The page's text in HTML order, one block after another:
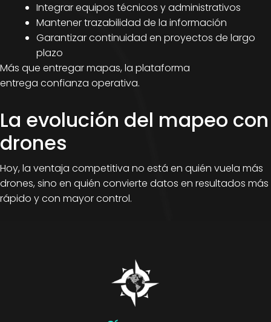
Integrar equipos técnicos y administrativos
Mantener trazabilidad de la información
Garantizar continuidad en proyectos de largo
plazo
Más que entregar mapas, la plataforma
entrega confianza operativa.
La evolución del mapeo con
drones
Hoy, la ventaja competitiva no está en quién vuela más
drones, sino en quién convierte datos en resultados más
rápido y con mayor control.